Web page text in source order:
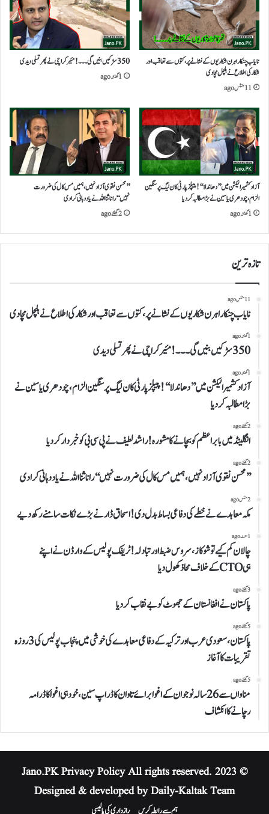
نایاب چنکارا ہرن شکاریوں کے نشانے پر، کتوں سے تعاقب اور
شکار کی اطلاع نے ہلچل مچا دی
11 منٹس ago
350سڑکیں بنیں گی۔۔۔!مئیر کراچی نے پھر تسلی دیدی
1 گھنٹہ ago
آزادکشمیرالیکشن میں ’’دھاندلا‘‘!پیپلزپارٹی کان لیگ پرسنگین
الزام،چودھری یاسین نے بڑا مطالبہ کردیا
1 گھنٹہ ago
’’محسن نقوی آزاد نہیں،ہمیں مس کال کی ضرورت
نہیں‘‘راناثنا اللہ نے یاددہانی کرادی
2 گھنٹے ago
تازہ ترین
11 منٹس ago
نایاب چنکارا ہرن شکاریوں کے نشانے پر، کتوں سے تعاقب اور شکار کی اطلاع نے ہلچل مچا دی
1 گھنٹہ ago
350سڑکیں بنیں گی۔۔۔!مئیر کراچی نے پھر تسلی دیدی
1 گھنٹہ ago
آزادکشمیرالیکشن میں ’’دھاندلا‘‘!پیپلزپارٹی کان لیگ پرسنگین الزام،چودھری یاسین نے
بڑا مطالبہ کردیا
2 گھنٹے ago
انگلینڈمیں بابر اعظم کو بچانے کامشورہ!راشد لطیف نےپی سی بی کو خبردار کردیا
2 گھنٹے ago
’’محسن نقوی آزاد نہیں،ہمیں مس کال کی ضرورت نہیں‘‘راناثنا اللہ نے یاددہانی کرادی
2 منٹس ago
مکہ معاہدے نے خطے کی دفاعی بساط بدل دی!اسحاق ڈار نے بڑے نکات سامنے رکھ دیے
1 منٹ ago
چالان کم کیے تو شوکاز، سروس ضبط اور تبادلہ!ٹریفک پولیس کے وارڈن نے اپنے
ہیCTOکے خلاف محاذکھول دیا
3 گھنٹے ago
پاکستان نے افغانستان کے جھوٹ کو بے نقاب کردیا
5 گھنٹے ago
پاکستان، سعودی عرب اور ترکیہ کے دفاعی معاہدے کی خوشی میں پنجاب پولیس کی 3 روزہ
تقریبات کا آغاز
5 گھنٹے ago
مناواں سے 26 سالہ نوجوان کے اغوا برائے تاوان کا ڈراپ سین، خود ہی اغوا کا ڈرامہ
رچانے کا انکشاف
© 2023 Jano.PK
Privacy PolicyAll rights reserved.
Designed & developed by Daily-Kaltak Team
ہم سے رابطہ کریں رازداری کی پالیسی